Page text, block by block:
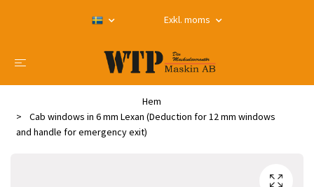
Exkl. moms
Hem
Cab windows in 6 mm Lexan (Deduction for 12 mm windows
and handle for emergency exit)